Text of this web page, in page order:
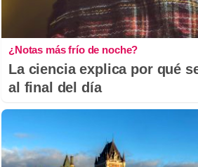
¿Notas más frío de noche?
La ciencia explica por qué
al final del día